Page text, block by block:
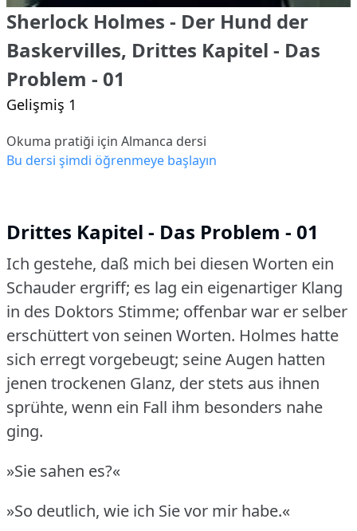
Sherlock Holmes - Der Hund der
Baskervilles, Drittes Kapitel - Das
Problem - 01
Gelişmiş 1
Okuma pratiği için Almanca dersi
Bu dersi şimdi öğrenmeye başlayın
Drittes Kapitel - Das Problem - 01
Ich gestehe, daß mich bei diesen Worten ein
Schauder ergriff; es lag ein eigenartiger Klang
in des Doktors Stimme; offenbar war er selber
erschüttert von seinen Worten. Holmes hatte
sich erregt vorgebeugt; seine Augen hatten
jenen trockenen Glanz, der stets aus ihnen
sprühte, wenn ein Fall ihm besonders nahe
ging.
»Sie sahen es?«
»So deutlich, wie ich Sie vor mir habe.«